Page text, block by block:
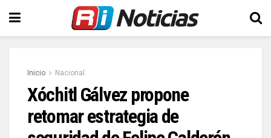
Inicio Nacional
Xóchitl Gálvez propone
retomar estrategia de